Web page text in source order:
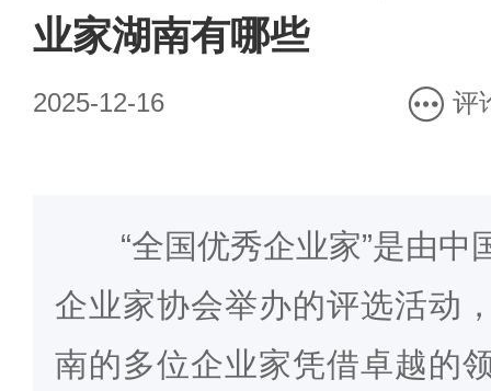
业家湖南有哪些
2025-12-16 评
“全国优秀企业家”是由
企业家协会举办的评选活动
南的多位企业家凭借卓越的